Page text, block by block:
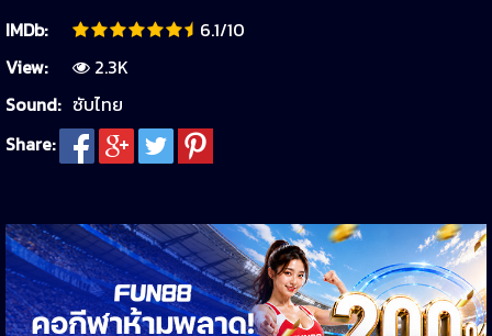
IMDb:
6.1/10
View:
2.3K
Sound: ซับไทย
Share: